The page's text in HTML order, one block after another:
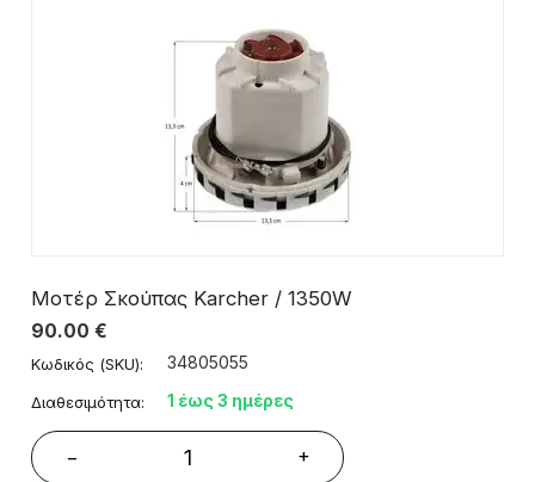
Μοτέρ Σκούπας Karcher / 1350W
90.00 €
Κωδικός (SKU): 34805055
Διαθεσιμότητα: 1 έως 3 ημέρες
− +